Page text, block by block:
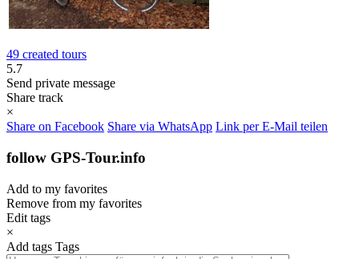
49 created tours
5.7
Send private message
Share track
×
Share on Facebook Share via WhatsApp Link per E-Mail teilen
follow GPS-Tour.info
Add to my favorites
Remove from my favorites
Edit tags
×
Add tags Tags